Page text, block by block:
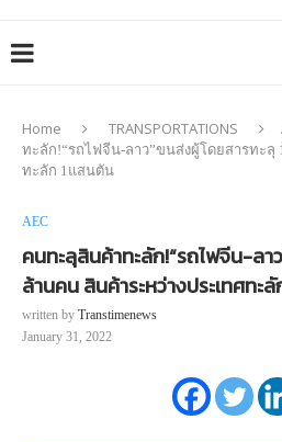
Home TRANSPORTATIONS
ทะลัก!“รถไฟจีน-ลาว”ขนส่งผู้โดยสารทะลุ
ทะลัก 1แสนตัน
AEC
คนทะลุสินค้าทะลัก!“รถไฟจีน-ลา
ล้านคน สินค้าระหว่างประเทศทะ
written by Transtimenews
January 31, 2022